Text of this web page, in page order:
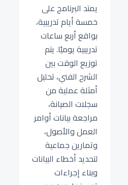
يمتد البرنامج على
خمسة أيام تدريبية،
بواقع أربع ساعات
تدريبية يوميًا. يتم
توزيع الوقت بين
الشرح الفني، تحليل
أمثلة عملية من
سجلات الصيانة،
مراجعة بيانات أوامر
العمل والأصول،
وتمارين جماعية
لتحديد أخطاء البيانات
وبناء إجراءات